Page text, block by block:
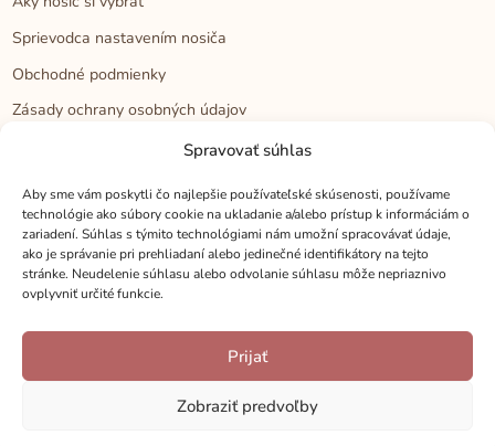
Spravovať súhlas
Aby sme vám poskytli čo najlepšie používateľské skúsenosti, používame
technológie ako súbory cookie na ukladanie a/alebo prístup k informáciám o
zariadení. Súhlas s týmito technológiami nám umožní spracovávať údaje,
ako je správanie pri prehliadaní alebo jedinečné identifikátory na tejto
stránke. Neudelenie súhlasu alebo odvolanie súhlasu môže nepriaznivo
ovplyvniť určité funkcie.
Prijať
Zobraziť predvoľby
Sprievodca nastavením nosiča
Obchodné podmienky
Zásady ochrany osobných údajov
Kontakt
Kontakt
Zákaznícka podpora